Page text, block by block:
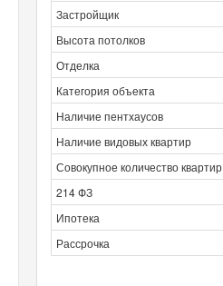
Застройщик
Высота потолков
Отделка
Категория объекта
Наличие пентхаусов
Наличие видовых квартир
Совокупное количество квартир
214 ФЗ
Ипотека
Рассрочка